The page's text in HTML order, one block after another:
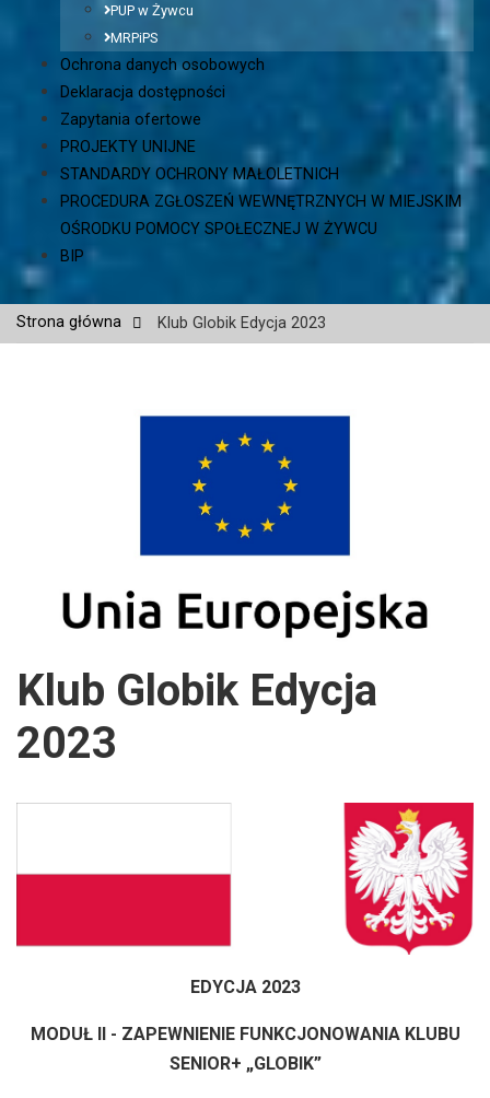
PUP w Żywcu
MRPiPS
Ochrona danych osobowych
Deklaracja dostępności
Zapytania ofertowe
PROJEKTY UNIJNE
STANDARDY OCHRONY MAŁOLETNICH
PROCEDURA ZGŁOSZEŃ WEWNĘTRZNYCH W MIEJSKIM
OŚRODKU POMOCY SPOŁECZNEJ W ŻYWCU
BIP
Strona główna Klub Globik Edycja 2023
Klub Globik Edycja
2023
EDYCJA 2023
MODUŁ II - ZAPEWNIENIE FUNKCJONOWANIA KLUBU
SENIOR+ „GLOBIK”